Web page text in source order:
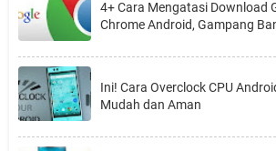
4+ Cara Mengatasi Download
Chrome Android, Gampang
Ini! Cara Overclock CPU
Mudah dan Aman